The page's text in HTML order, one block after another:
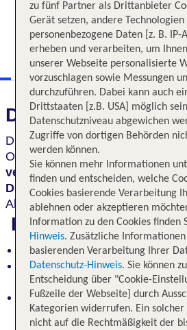
Das erwartet Sie
Die Vielfalt und Schönheitder
Ozean“ reicht von grünen
versteckten Tempel bis hin zu
Dschungelsafaris. Eine Reise
Abenteuer in kleiner Gruppe.
Highlights
Besuch im Elefanten
Aufstieg zur historischen
dem "Löwenfelsen"
die berühmten Höhlentempel
zu fünf Partner als Drittanbieter
Gerät setzen, andere
personenbezogene Daten [z. B. IP-
erheben und verarbeiten, um
unserer Webseite personalisierte
vorzuschlagen sowie Messungen
durchzuführen. Dabei kann auch
Drittstaaten [z.B. USA] möglich
Datenschutzniveau abgewichen
Zugriffe von dortigen Behörden
werden können.
Sie können mehr Informationen
finden und entscheiden, welche
Cookies basierende Verarbeitung
ablehnen oder akzeptieren
Information zu den Cookies finden
Hinweis. Zusätzliche
basierenden Verarbeitung Ihrer
Datenschutz-Hinweis. Sie können
Entscheidung über "Cookie-
Fußzeile der Webseite] durch
Kategorien widerrufen. Ein
nicht auf die Rechtmäßigkeit der